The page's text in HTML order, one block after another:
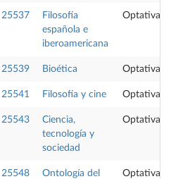
25537
Filosofía
española e
iberoamericana
Optativa
25539 Bioética Optativa
25541 Filosofía y cine Optativa
25543
Ciencia,
tecnología y
sociedad
Optativa
25548
Ontología del
Optativa